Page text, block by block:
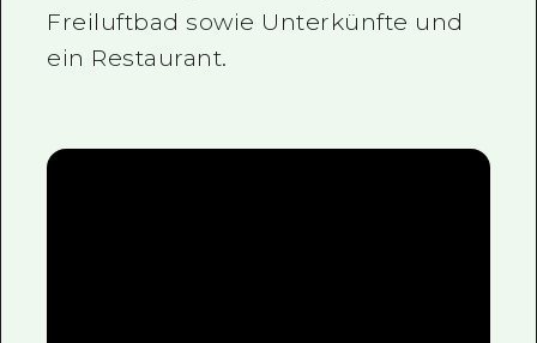
Freiluftbad sowie Unterkünfte und
ein Restaurant.